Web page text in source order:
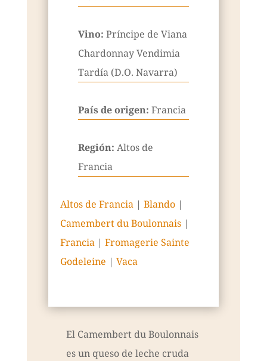
Vino: Príncipe de Viana
Chardonnay Vendimia
Tardía (D.O. Navarra)
País de origen: Francia
Región: Altos de
Francia
Altos de Francia| Blando|
Camembert du Boulonnais|
Francia| Fromagerie Sainte
Godeleine | Vaca
El Camembert du Boulonnais
es un queso de leche cruda